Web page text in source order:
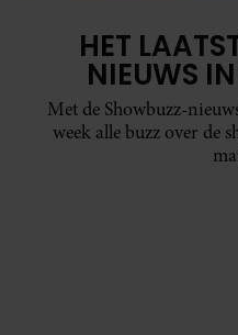
HET
NIEUWS
Met de Showbuzz-
week alle buzz over de